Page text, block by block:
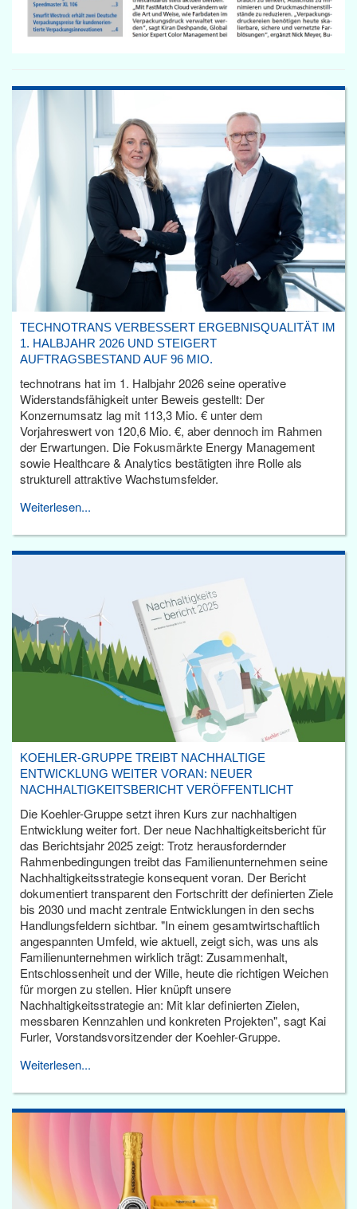
TECHNOTRANS VERBESSERT ERGEBNISQUALITÄT IM
1. HALBJAHR 2026 UND STEIGERT
AUFTRAGSBESTAND AUF 96 MIO.
technotrans hat im 1. Halbjahr 2026 seine operative
Widerstandsfähigkeit unter Beweis gestellt: Der
Konzernumsatz lag mit 113,3 Mio. € unter dem
Vorjahreswert von 120,6 Mio. €, aber dennoch im Rahmen
der Erwartungen. Die Fokusmärkte Energy Management
sowie Healthcare & Analytics bestätigten ihre Rolle als
strukturell attraktive Wachstumsfelder.
Weiterlesen...
KOEHLER-GRUPPE TREIBT NACHHALTIGE
ENTWICKLUNG WEITER VORAN: NEUER
NACHHALTIGKEITSBERICHT VERÖFFENTLICHT
Die Koehler-Gruppe setzt ihren Kurs zur nachhaltigen
Entwicklung weiter fort. Der neue Nachhaltigkeitsbericht für
das Berichtsjahr 2025 zeigt: Trotz herausfordernder
Rahmenbedingungen treibt das Familienunternehmen seine
Nachhaltigkeitsstrategie konsequent voran. Der Bericht
dokumentiert transparent den Fortschritt der definierten Ziele
bis 2030 und macht zentrale Entwicklungen in den sechs
Handlungsfeldern sichtbar. "In einem gesamtwirtschaftlich
angespannten Umfeld, wie aktuell, zeigt sich, was uns als
Familienunternehmen wirklich trägt: Zusammenhalt,
Entschlossenheit und der Wille, heute die richtigen Weichen
für morgen zu stellen. Hier knüpft unsere
Nachhaltigkeitsstrategie an: Mit klar definierten Zielen,
messbaren Kennzahlen und konkreten Projekten", sagt Kai
Furler, Vorstandsvorsitzender der Koehler-Gruppe.
Weiterlesen...